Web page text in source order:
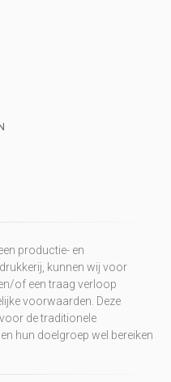
productie- en
kunnen wij voor
of een traag verloop
voorwaarden. Deze
de traditionele
hun doelgroep wel bereiken